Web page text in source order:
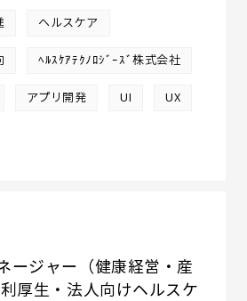
ヘルスケア
ﾍﾙｽｹｱﾃｸﾉﾛｼﾞｰｽﾞ株式会社
アプリ開発 UI UX
ージャー（健康経営・産
厚生・法人向けヘルスケ